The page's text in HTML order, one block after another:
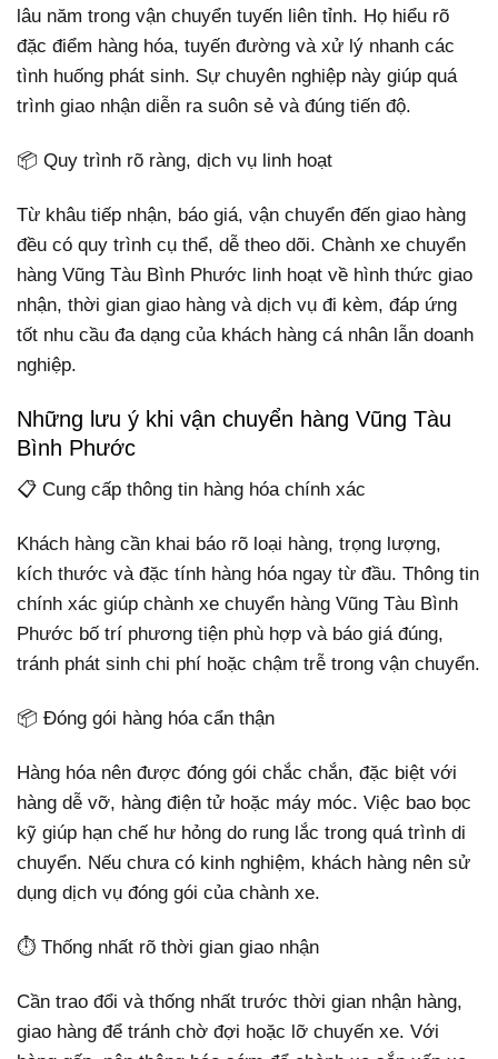
lâu năm trong vận chuyển tuyến liên tỉnh. Họ hiểu rõ
đặc điểm hàng hóa, tuyến đường và xử lý nhanh các
tình huống phát sinh. Sự chuyên nghiệp này giúp quá
trình giao nhận diễn ra suôn sẻ và đúng tiến độ.
📦 Quy trình rõ ràng, dịch vụ linh hoạt
Từ khâu tiếp nhận, báo giá, vận chuyển đến giao hàng
đều có quy trình cụ thể, dễ theo dõi. Chành xe chuyển
hàng Vũng Tàu Bình Phước linh hoạt về hình thức giao
nhận, thời gian giao hàng và dịch vụ đi kèm, đáp ứng
tốt nhu cầu đa dạng của khách hàng cá nhân lẫn doanh
nghiệp.
Những lưu ý khi vận chuyển hàng Vũng Tàu
Bình Phước
📋 Cung cấp thông tin hàng hóa chính xác
Khách hàng cần khai báo rõ loại hàng, trọng lượng,
kích thước và đặc tính hàng hóa ngay từ đầu. Thông tin
chính xác giúp chành xe chuyển hàng Vũng Tàu Bình
Phước bố trí phương tiện phù hợp và báo giá đúng,
tránh phát sinh chi phí hoặc chậm trễ trong vận chuyển.
📦 Đóng gói hàng hóa cẩn thận
Hàng hóa nên được đóng gói chắc chắn, đặc biệt với
hàng dễ vỡ, hàng điện tử hoặc máy móc. Việc bao bọc
kỹ giúp hạn chế hư hỏng do rung lắc trong quá trình di
chuyển. Nếu chưa có kinh nghiệm, khách hàng nên sử
dụng dịch vụ đóng gói của chành xe.
⏱️ Thống nhất rõ thời gian giao nhận
Cần trao đổi và thống nhất trước thời gian nhận hàng,
giao hàng để tránh chờ đợi hoặc lỡ chuyến xe. Với